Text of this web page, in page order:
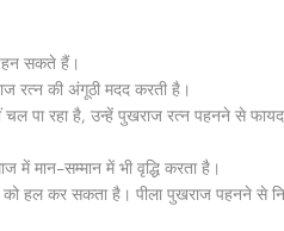
सकते हैं।
रत्‍न की अंगूठी मदद करती है।
चल पा रहा है, उन्‍हें पुखराज रत्‍न पहनने से
में मान-सम्‍मान में भी वृद्धि करता है।
हल कर सकता है। पीला पुखराज पहनने से